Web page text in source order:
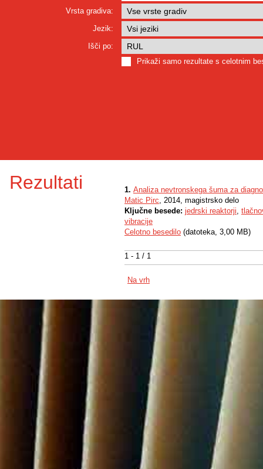
Vrsta gradiva:
Jezik:
Išči po:
Prikaži samo rezultate s celotnim
Rezultati
1 - 1 / 1
1. Analiza nevtronskega šuma za
Matic Pirc, 2014, magistrsko delo
Ključne besede: jedrski reaktorji,
vibracije
Celotno besedilo (datoteka, 3,00 MB)
Na vrh